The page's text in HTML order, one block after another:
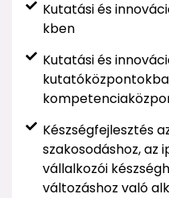
Kutatási és
kben
Kutatási és
Készségfejlesztés
szakosodáshoz, az
vállalkozói
változáshoz való